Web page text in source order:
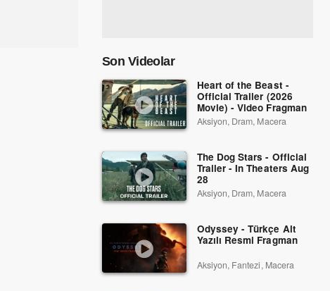
Son Videolar
Heart of the Beast -
Official Trailer (2026
Movie) - Video Fragman
Aksiyon, Dram, Macera
The Dog Stars - Official
Trailer - In Theaters Aug
28
Aksiyon, Dram, Macera
Odyssey - Türkçe Alt
Yazılı Resmi Fragman
Aksiyon, Fantezi, Macera